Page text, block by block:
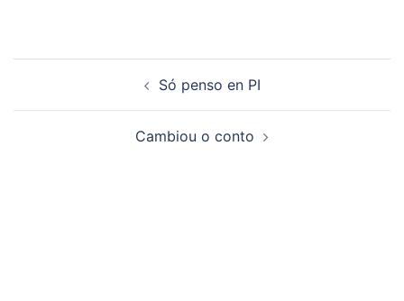
Só penso en PI
Cambiou o conto